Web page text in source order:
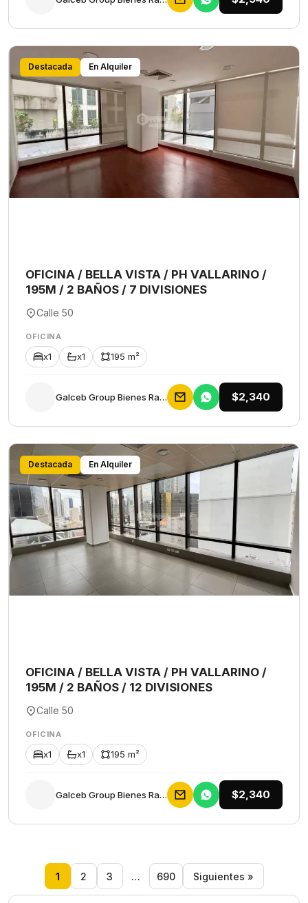
Destacada En Alquiler
OFICINA / BELLA VISTA / PH VALLARINO /
195M / 2 BAÑOS / 7 DIVISIONES
Calle 50
OFICINA
x1 x1 195 m²
Galceb Group Bienes Raices $2,340
Destacada En Alquiler
OFICINA / BELLA VISTA / PH VALLARINO /
195M / 2 BAÑOS / 12 DIVISIONES
Calle 50
OFICINA
x1 x1 195 m²
Galceb Group Bienes Raices $2,340
1 2 3 … 690 Siguientes »